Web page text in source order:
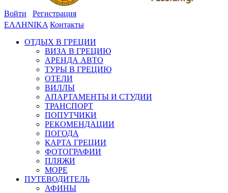
Войти
Регистрация
ΕΛΛΗΝΙΚΑ Контакты
ОТДЫХ В ГРЕЦИИ
ВИЗА В ГРЕЦИЮ
АРЕНДА АВТО
ТУРЫ В ГРЕЦИЮ
ОТЕЛИ
ВИЛЛЫ
АПАРТАМЕНТЫ И СТУДИИ
ТРАНСПОРТ
ПОПУТЧИКИ
РЕКОМЕНДАЦИИ
ПОГОДА
КАРТА ГРЕЦИИ
ФОТОГРАФИИ
ПЛЯЖИ
МОРЕ
ПУТЕВОДИТЕЛЬ
АФИНЫ